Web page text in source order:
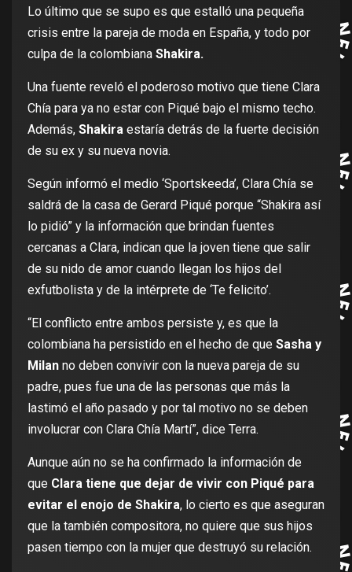
Lo último que se supo es que estalló una pequeña
crisis entre la pareja de moda en España, y todo por
culpa de la colombiana Shakira.
Una fuente reveló el poderoso motivo que tiene Clara
Chía para ya no estar con Piqué bajo el mismo techo.
Además, Shakira estaría detrás de la fuerte decisión
de su ex y su nueva novia.
Según informó el medio ‘Sportskeeda’, Clara Chía se
saldrá de la casa de Gerard Piqué porque “Shakira así
lo pidió” y la información que brindan fuentes
cercanas a Clara, indican que la joven tiene que salir
de su nido de amor cuando llegan los hijos del
exfutbolista y de la intérprete de ‘Te felicito’.
“El conflicto entre ambos persiste y, es que la
colombiana ha persistido en el hecho de que Sasha y
Milan no deben convivir con la nueva pareja de su
padre, pues fue una de las personas que más la
lastimó el año pasado y por tal motivo no se deben
involucrar con Clara Chía Martí”, dice Terra.
Aunque aún no se ha confirmado la información de
que Clara tiene que dejar de vivir con Piqué para
evitar el enojo de Shakira, lo cierto es que aseguran
que la también compositora, no quiere que sus hijos
pasen tiempo con la mujer que destruyó su relación.